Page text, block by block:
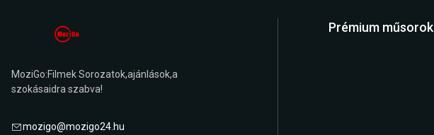
MoziGo:Filmek Sorozatok,ajánlások,a
szokásaidra szabva!
mozigo@mozigo24.hu
Prémium műsorok